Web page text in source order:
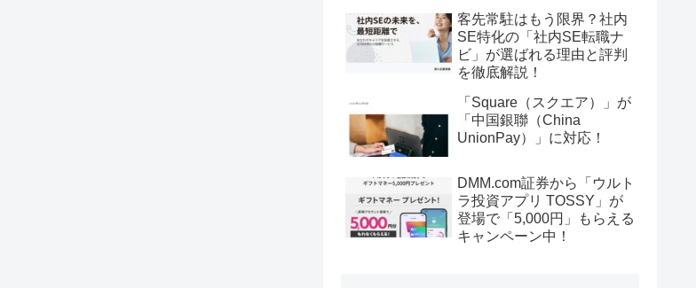
客先常駐はもう限界？社内
SE特化の「社内SE転職ナ
ビ」が選ばれる理由と評判
を徹底解説！
「Square（スクエア）」が
「中国銀聯（China
UnionPay）」に対応！
DMM.com証券から「ウルト
ラ投資アプリ TOSSY」が
登場で「5,000円」もらえる
キャンペーン中！